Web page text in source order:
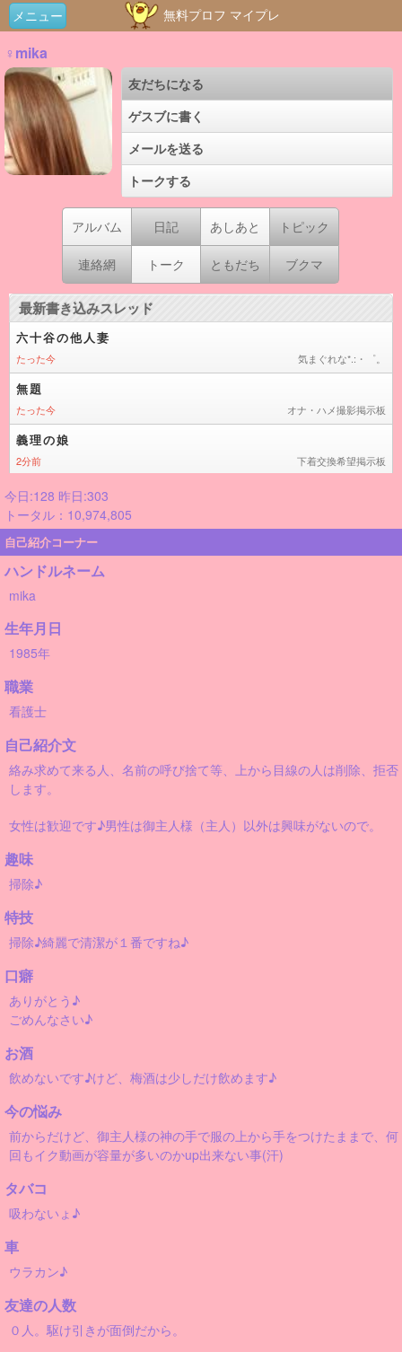
メニュー 無料プロフ マイプレ
♀mika
友だちになる
ゲスブに書く
メールを送る
トークする
アルバム 日記 あしあと トピック
連絡網 トーク ともだち ブクマ
今日:128 昨日:303
トータル：10,974,805
自己紹介コーナー
ハンドルネーム
mika
生年月日
1985年
職業
看護士
自己紹介文
絡み求めて来る人、名前の呼び捨て等、上から目線の人は削除、拒否
します。
女性は歓迎です♪男性は御主人様（主人）以外は興味がないので。
趣味
掃除♪
特技
掃除♪綺麗で清潔が１番ですね♪
口癖
ありがとう♪
ごめんなさい♪
お酒
飲めないです♪けど、梅酒は少しだけ飲めます♪
今の悩み
前からだけど、御主人様の神の手で服の上から手をつけたままで、何
回もイク動画が容量が多いのかup出来ない事(汗)
タバコ
吸わないょ♪
車
ウラカン♪
友達の人数
０人。駆け引きが面倒だから。